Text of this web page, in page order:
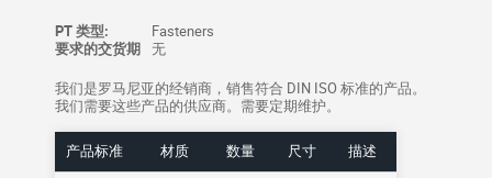
PT 类型:
Fasteners
要求的交货期 无
我们是罗马尼亚的经销商，销售符合 DIN ISO 标准的产品。
我们需要这些产品的供应商。需要定期维护。
产品标准 材质 数量 尺寸 描述